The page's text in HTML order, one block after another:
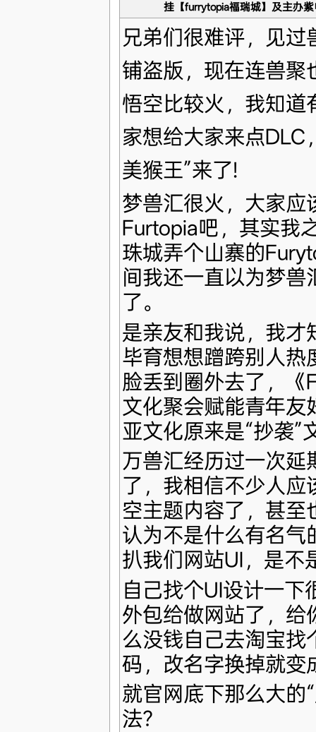
挂【furrytopia福瑞城】及主办
兄弟们很难评，见
铺盗版，现在连兽聚
悟空比较火，我知道
家想给大家来点DLC
美猴王”来了!
梦兽汇很火，大家应
Furtopia吧，其实我
珠城弄个山寨的
间我还一直以为梦兽
了。
是亲友和我说，我才
毕育想想蹭跨别人热
脸丢到圈外去了，《
文化聚会赋能青年友
亚文化原来是“抄袭”
万兽汇经历过一次延
了，我相信不少人应
空主题内容了，甚至
认为不是什么有名气
扒我们网站UI，是不
自己找个UI设计一下
外包给做网站了，给
么没钱自己去淘宝找
码，改名字换掉就变
就官网底下那么大的
法？